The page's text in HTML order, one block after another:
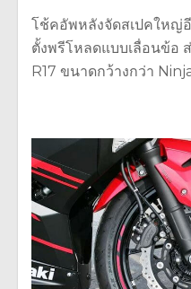
โช้คอัพหลังจัดสเปคใหญ่
ตั้งพรีโหลดแบบเลื่อนข้อ
R17 ขนาดกว้างกว่า